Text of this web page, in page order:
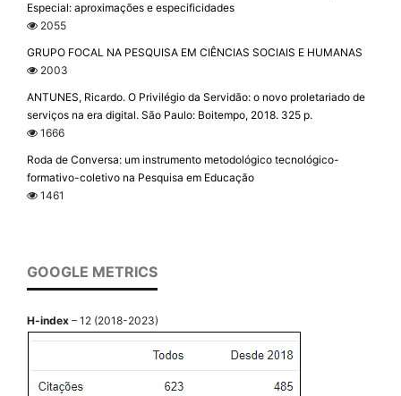
Especial: aproximações e especificidades
2055
GRUPO FOCAL NA PESQUISA EM CIÊNCIAS SOCIAIS E HUMANAS
2003
ANTUNES, Ricardo. O Privilégio da Servidão: o novo proletariado de
serviços na era digital. São Paulo: Boitempo, 2018. 325 p.
1666
Roda de Conversa: um instrumento metodológico tecnológico-
formativo-coletivo na Pesquisa em Educação
1461
GOOGLE METRICS
H-index – 12 (2018-2023)